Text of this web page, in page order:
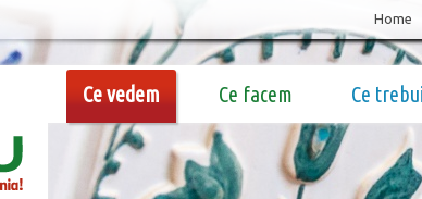
Home
Ce vedem Ce facem Ce